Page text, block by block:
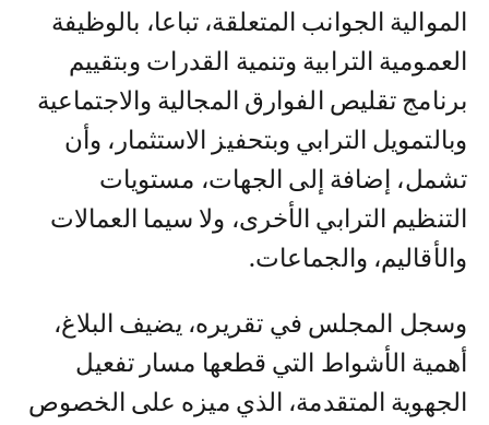
الموالية الجوانب المتعلقة، تباعا، بالوظيفة
العمومية الترابية وتنمية القدرات وبتقييم
برنامج تقليص الفوارق المجالية والاجتماعية
وبالتمويل الترابي وبتحفيز الاستثمار، وأن
تشمل، إضافة إلى الجهات، مستويات
التنظيم الترابي الأخرى، ولا سيما العمالات
والأقاليم، والجماعات.
وسجل المجلس في تقريره، يضيف البلاغ،
أهمية الأشواط التي قطعها مسار تفعيل
الجهوية المتقدمة، الذي ميزه على الخصوص